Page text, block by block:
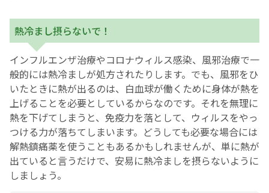
熱冷まし摂らないで！
インフルエンザ治療やコロナウィルス感染、風邪治療で一
般的には熱冷ましが処方されたりします。でも、風邪をひ
いたときに熱が出るのは、白血球が働くために身体が熱を
上げることを必要としているからなのです。それを無理に
熱を下げてしまうと、免疫力を落として、ウィルスをやっ
つける力が落ちてしまいます。どうしても必要な場合には
解熱鎮痛薬を使うこともあるかもしれませんが、単に熱が
出ていると言うだけで、安易に熱冷ましを摂らないように
しましょう。